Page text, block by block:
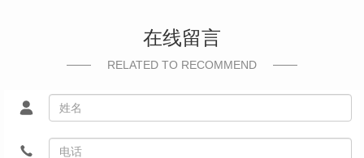
在线留言
RELATED TO RECOMMEND